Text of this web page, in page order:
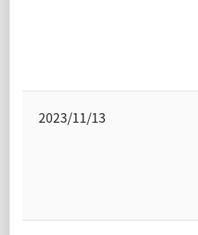
2023/11/13